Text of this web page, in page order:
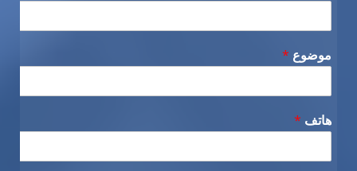
موضوع *
هاتف *